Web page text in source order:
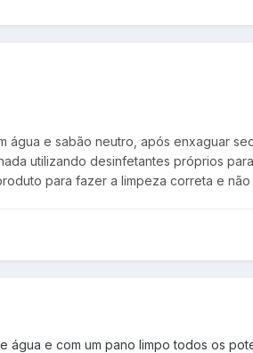
e sabão neutro, após enxaguar
utilizando desinfetantes próprios
para fazer a limpeza correta e
água e com um pano limpo todos os